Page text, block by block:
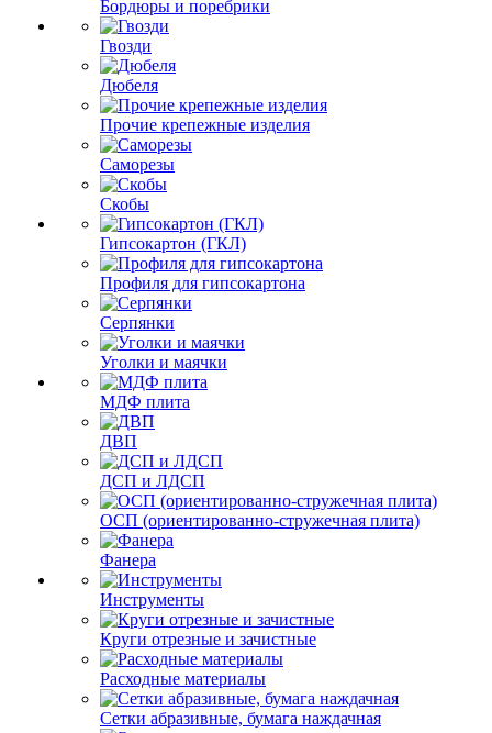
Бордюры и поребрики
Гвозди
Дюбеля
Прочие крепежные изделия
Саморезы
Скобы
Гипсокартон (ГКЛ)
Профиля для гипсокартона
Серпянки
Уголки и маячки
МДФ плита
ДВП
ДСП и ЛДСП
ОСП (ориентированно-стружечная плита)
Фанера
Инструменты
Круги отрезные и зачистные
Расходные материалы
Сетки абразивные, бумага наждачная